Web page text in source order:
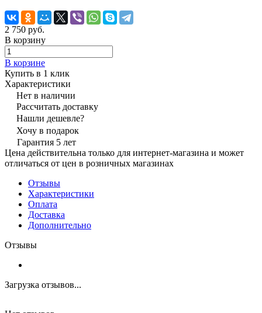
2 750 руб.
В корзину
В корзине
Купить в 1 клик
Характеристики
Нет в наличии
Рассчитать доставку
Нашли дешевле?
Хочу в подарок
Гарантия 5 лет
Цена действительна только для интернет-магазина и может
отличаться от цен в розничных магазинах
Отзывы
Характеристики
Оплата
Доставка
Дополнительно
Отзывы
Загрузка отзывов...